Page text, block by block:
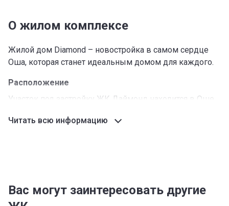
О жилом комплексе
Жилой дом Diamond – новостройка в самом сердце
Оша, которая станет идеальным домом для каждого.
Расположение
Участок под застройку ЖК Даймонд находится в Оше
расположения служит здание Национального банка.
пользуется спросом и растет в цене.
Читать всю информацию
Вас могут заинтересовать другие